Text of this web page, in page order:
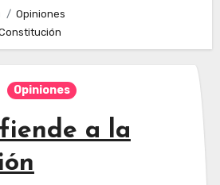
Opiniones
Opiniones
a la